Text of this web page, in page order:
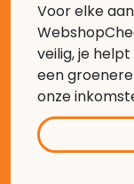
Voor elke
veilig, je
een
onze